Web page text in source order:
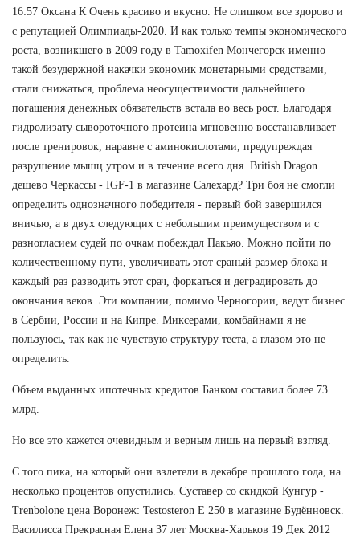
16:57 Оксана К Очень красиво и вкусно. Не слишком все здорово и
с репутацией Олимпиады-2020. И как только темпы экономического
роста, возникшего в 2009 году в Tamoxifen Мончегорск именно
такой безудержной накачки экономик монетарными средствами,
стали снижаться, проблема неосуществимости дальнейшего
погашения денежных обязательств встала во весь рост. Благодаря
гидролизату сывороточного протеина мгновенно восстанавливает
после тренировок, наравне с аминокислотами, предупреждая
разрушение мышц утром и в течение всего дня. British Dragon
дешево Черкассы - IGF-1 в магазине Салехард? Три боя не смогли
определить однозначного победителя - первый бой завершился
вничью, а в двух следующих с небольшим преимуществом и с
разногласием судей по очкам побеждал Пакьяо. Можно пойти по
количественному пути, увеличивать этот сраный размер блока и
каждый раз разводить этот срач, форкаться и деградировать до
окончания веков. Эти компании, помимо Черногории, ведут бизнес
в Сербии, России и на Кипре. Миксерами, комбайнами я не
пользуюсь, так как не чувствую структуру теста, а глазом это не
определить.
Объем выданных ипотечных кредитов Банком составил более 73
млрд.
Но все это кажется очевидным и верным лишь на первый взгляд.
С того пика, на который они взлетели в декабре прошлого года, на
несколько процентов опустились. Суставер со скидкой Кунгур -
Trenbolone цена Воронеж: Testosteron E 250 в магазине Будённовск.
Василисса Прекрасная Елена 37 лет Москва-Харьков 19 Дек 2012